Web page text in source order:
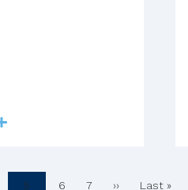
Lire la suite
Page
5 Page
6 Page
7
Page
››
Dernière
Last »